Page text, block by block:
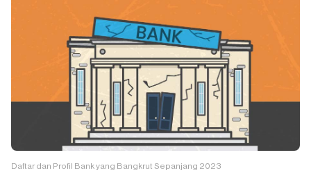
Daftar dan Profil Bank yang Bangkrut Sepanjang 2023